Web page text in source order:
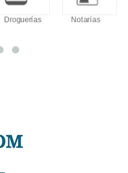
Notarías
Calendario